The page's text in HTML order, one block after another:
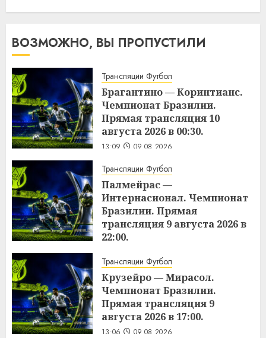
ВОЗМОЖНО, ВЫ ПРОПУСТИЛИ
Трансляции Футбол
Брагантино — Коринтианс.
Чемпионат Бразилии.
Прямая трансляция 10
августа 2026 в 00:30.
13:09 09.08.2026
Трансляции Футбол
Палмейрас —
Интернасионал. Чемпионат
Бразилии. Прямая
трансляция 9 августа 2026 в
22:00.
Трансляции Футбол
Крузейро — Мирасол.
Чемпионат Бразилии.
Прямая трансляция 9
августа 2026 в 17:00.
13:06 09.08.2026